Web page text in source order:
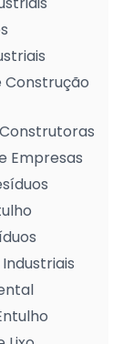
Construção
Empresas